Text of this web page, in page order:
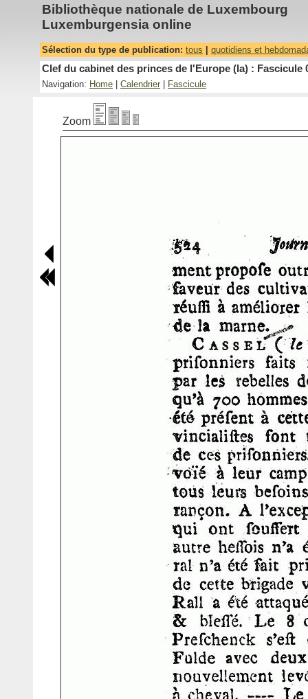
Bibliothèque nationale de Luxembourg
Luxemburgensia online
Sélection du type de publication: tous quotidiens et
Clef du cabinet des princes de l'Europe (la) : Fascicule
Navigation: Home Calendrier Fascicule
Zoom